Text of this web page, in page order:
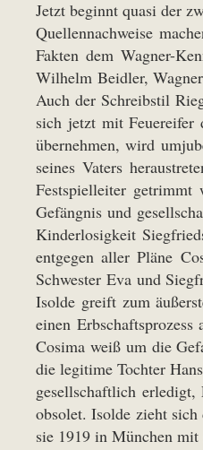
Jetzt beginnt quasi der
Quellennachweise
Fakten dem Wagner-
Wilhelm Beidler,
Auch der Schreibstil
sich jetzt mit
übernehmen, wird
seines Vaters
Festspielleiter getrimmt
Gefängnis und
Kinderlosigkeit
entgegen aller Pläne
Schwester Eva und
Isolde greift zum
einen
Cosima weiß um die
die legitime Tochter
gesellschaftlich
obsolet. Isolde zieht
sie 1919 in München mit